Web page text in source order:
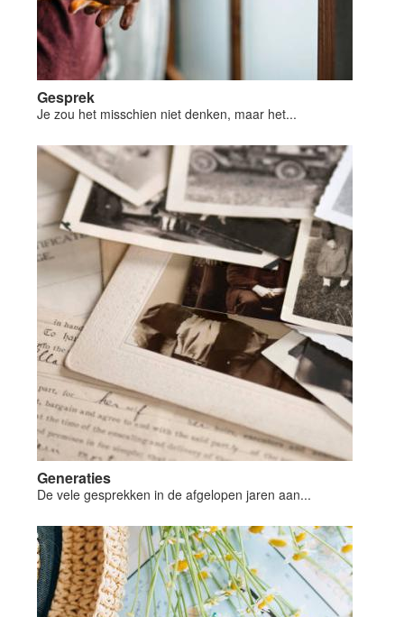
Gesprek
Je zou het misschien niet denken, maar het...
Generaties
De vele gesprekken in de afgelopen jaren aan...